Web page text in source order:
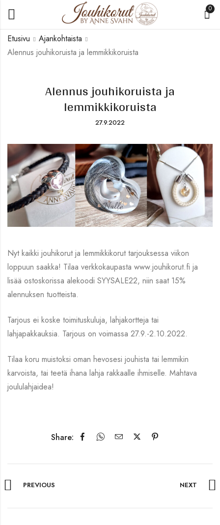
0
Etusivu
Ajankohtaista
Alennus jouhikoruista ja lemmikkikoruista
Alennus jouhikoruista ja
lemmikkikoruista
27.9.2022
Nyt kaikki jouhikorut ja lemmikkikorut tarjouksessa viikon
loppuun saakka! Tilaa verkkokaupasta www.jouhikorut.fi ja
lisää ostoskorissa alekoodi SYYSALE22, niin saat 15%
alennuksen tuotteista.
Tarjous ei koske toimituskuluja, lahjakortteja tai
lahjapakkauksia. Tarjous on voimassa 27.9.-2.10.2022.
Tilaa koru muistoksi oman hevosesi jouhista tai lemmikin
karvoista, tai teetä ihana lahja rakkaalle ihmiselle. Mahtava
joululahjaidea!
Share:
PREVIOUS NEXT